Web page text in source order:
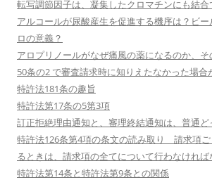
転写調節因子は、凝集したクロマチンにも結合
アルコールが尿酸産生を促進する機序は？ビ
ロの意義？
アロプリノールがなぜ痛風の薬になるのか、そ
50条の2 で審査請求時に知りえたなかった場合
特許法181条の趣旨
特許法第17条の5第3項
訂正拒絶理由通知と、審理終結通知は、普通ど
特許法126条第4項の条文の読み取り 請求項
るときは、請求項の全てについて行わなければ
特許法第14条と特許法第9条との関係